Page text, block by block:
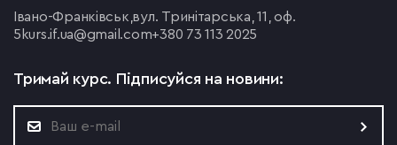
Івано-Франківськ,вул. Тринітарська, 11, оф.
5 kurs.if.ua@gmail.com+380 73 113 2025
Тримай курс. Підписуйся на новини: